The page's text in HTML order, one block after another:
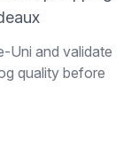
Uni and validate
quality before